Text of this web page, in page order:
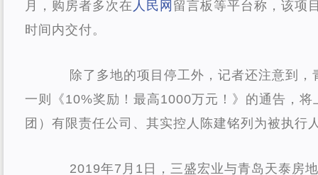
月，购房者多次在 人民网 留言板等平台称，该项
时间内交付。
除了多地的项目停工外，记者还注意到
一则《10%奖励！最高1000万元！》的通告，
团）有限责任公司、其实控人陈建铭列为被执行
2019年7月1日，三盛宏业与青岛天泰房